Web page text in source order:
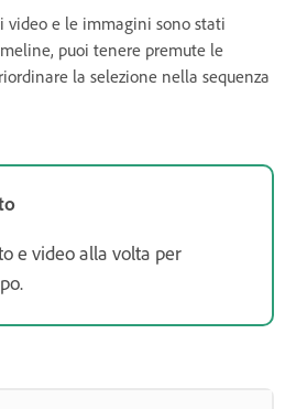
video e le immagini sono stati
puoi tenere premute le
la selezione nella sequenza
e video alla volta per